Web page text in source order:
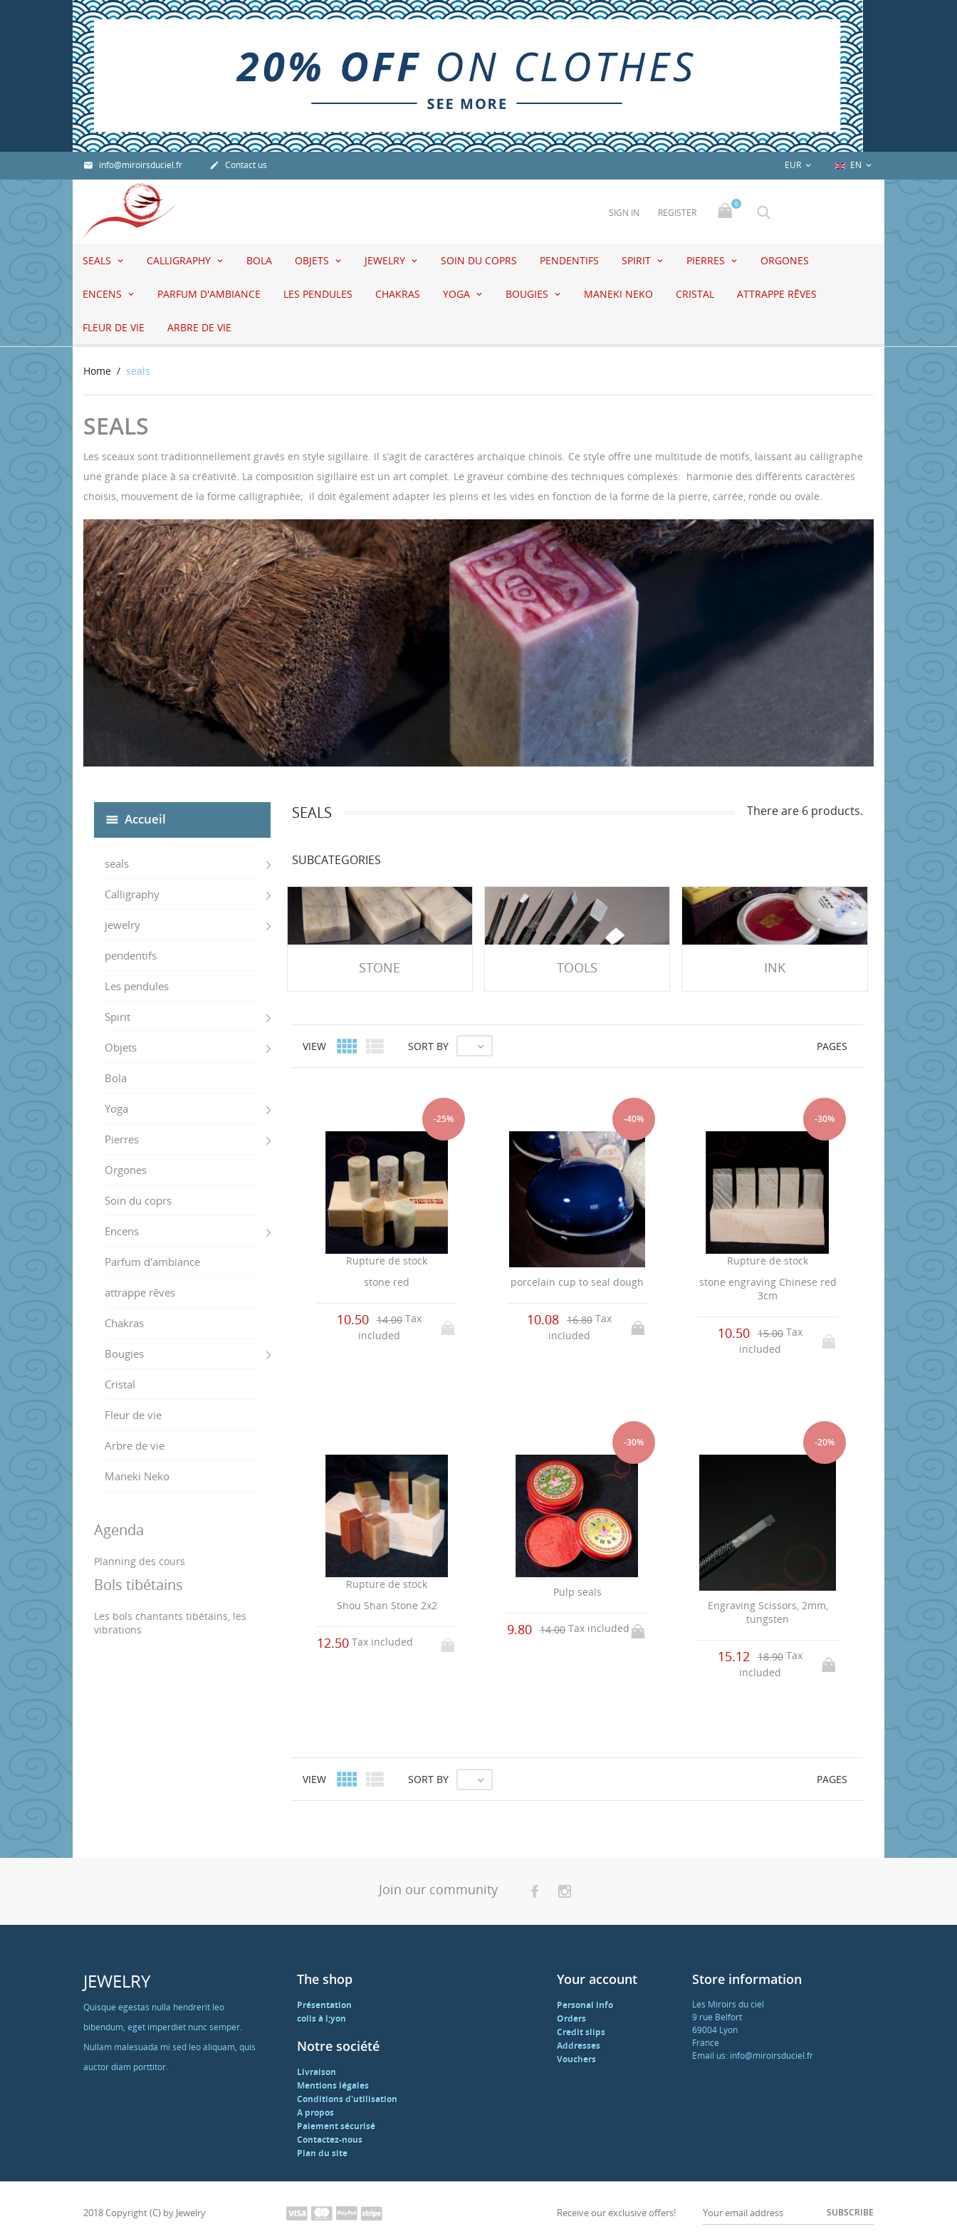
 info@miroirsduciel.fr  Contact us EUR  EN 
SIGN IN REGISTER
0
SEALS CALLIGRAPHY BOLA OBJETS JEWELRY SOIN DU COPRS PENDENTIFS SPIRIT PIERRES ORGONES
ENCENS PARFUM D'AMBIANCE LES PENDULES CHAKRAS YOGA BOUGIES MANEKI NEKO CRISTAL ATTRAPPE RÊVES
FLEUR DE VIE ARBRE DE VIE
Home seals
SEALS
Les sceaux sont traditionnellement gravés en style sigillaire. Il s’agit de caractères archaïque chinois. Ce style offre une multitude de motifs, laissant au calligraphe
une grande place à sa créativité. La composition sigillaire est un art complet. Le graveur combine des techniques complexes: harmonie des différents caractères
choisis, mouvement de la forme calligraphiée; il doit également adapter les pleins et les vides en fonction de la forme de la pierre, carrée, ronde ou ovale.
Accueil
seals
Calligraphy
jewelry
pendentifs
Les pendules
Spirit
Objets
Bola
Yoga
Pierres
Orgones
Soin du coprs
Encens
Parfum d'ambiance
attrappe rêves
Chakras
Bougies
Cristal
Fleur de vie
Arbre de vie
Maneki Neko
Agenda
Planning des cours
Bols tibétains
Les bols chantants tibétains, les
vibrations
SEALS There are 6 products.
SUBCATEGORIES
STONE TOOLS INK
VIEW   SORT BY  PAGES
-25%
Rupture de stock
stone red
10.50 14.00Tax
included
-40%
porcelain cup to seal dough
10.08 16.80Tax
included
-30%
Rupture de stock
stone engraving Chinese red
3cm
10.50 15.00Tax
included
Rupture de stock
Shou Shan Stone 2x2
12.50Tax included
-30%
Pulp seals
9.80 14.00Tax included
-20%
Engraving Scissors, 2mm,
tungsten
15.12 18.90Tax
included
VIEW   SORT BY  PAGES
Join our community
JEWELRY
Quisque egestas nulla hendrerit leo
bibendum, eget imperdiet nunc semper.
Nullam malesuada mi sed leo aliquam, quis
auctor diam porttitor.
The shop
Présentation
colis à l;yon
Notre société
Livraison
Mentions légales
Conditions d'utilisation
A propos
Paiement sécurisé
Contactez-nous
Plan du site
Your account
Personal info
Orders
Credit slips
Addresses
Vouchers
Store information
Les Miroirs du ciel
9 rue Belfort
69004 Lyon
France
Email us: info@miroirsduciel.fr
2018 Copyright (C) by Jewelry Receive our exclusive offers! SUBSCRIBE